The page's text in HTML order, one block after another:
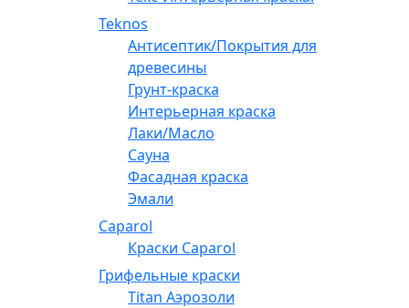
Teknos
Антисептик/Покрытия для
древесины
Грунт-краска
Интерьерная краска
Лаки/Масло
Сауна
Фасадная краска
Эмали
Caparol
Краски Caparol
Грифельные краски
Titan Аэрозоли